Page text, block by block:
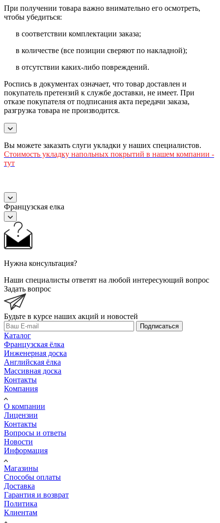
При получении товара важно внимательно его осмотреть,
чтобы убедиться:
в соответствии комплектации заказа;
в количестве (все позиции сверяют по накладной);
в отсутствии каких-либо повреждений.
Роспись в документах означает, что товар доставлен и
покупатель претензий к службе доставки, не имеет. При
отказе покупателя от подписания акта передачи заказа,
разгрузка товара не производится.
Вы можете заказать слуги укладки у наших специалистов.
Стоимость укладку напольных покрытий в нашем компании -
тут
Французская елка
Нужна консультация?
Наши специалисты ответят на любой интересующий вопрос
Задать вопрос
Будьте в курсе наших акций и новостей
Подписаться
Каталог
Французская ёлка
Инженерная доска
Английская ёлка
Массивная доска
Контакты
Компания
О компании
Лицензии
Контакты
Вопросы и ответы
Новости
Информация
Магазины
Способы оплаты
Доставка
Гарантия и возврат
Политика
Клиентам